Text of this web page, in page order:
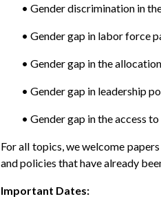
• Gender discrimination in
• Gender gap in labor force
• Gender gap in the
• Gender gap in leadership
• Gender gap in the access
For all topics, we welcome
and policies that have already
Important Dates: